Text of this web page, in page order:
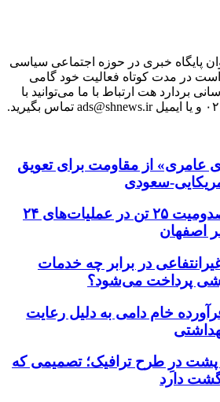
پایگاه خبری در حوزه اجتماعی سیاسی
در مدت کوتاه فعالیت خود گامی
بردارد هت ارتباط با ما می‌توانید با
عامری» از مقاومت برای تعویق
سعودی
فوت ۴ نفر و مصدومیت ۲۵ تن در عملیات‌های ۲۴
اصفهان
در برابر چه خدمات
پرداخت می‌شود؟
۴۵۰ تن فرآورده خام دامی به دلیل رعایت
درِ طرح ترافیک؛ تصمیمی که